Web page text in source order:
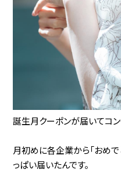
誕生月クーポンが届いてコン
月初めに各企業から「おめで
っぱい届いたんです。